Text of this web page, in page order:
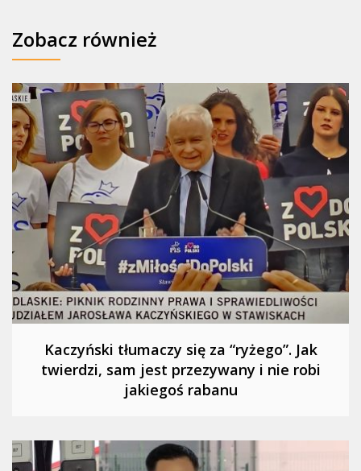
Zobacz również
Kaczyński tłumaczy się za “ryżego”. Jak
twierdzi, sam jest przezywany i nie robi
jakiegoś rabanu